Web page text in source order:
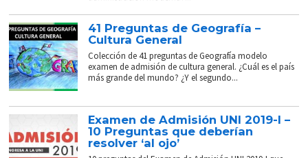
41 Preguntas de Geografía –
Cultura General
Colección de 41 preguntas de Geografía modelo
examen de admisión de cultura general. ¿Cuál es el país
más grande del mundo? ¿Y el segundo...
Examen de Admisión UNI 2019-I –
10 Preguntas que deberían
resolver ‘al ojo’